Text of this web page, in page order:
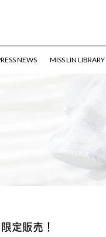
NEWS MISS LIN LIBRARY
定販売！